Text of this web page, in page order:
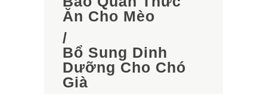
Ăn Cho Mèo
/
Bổ Sung Dinh
Dưỡng Cho Chó
Già